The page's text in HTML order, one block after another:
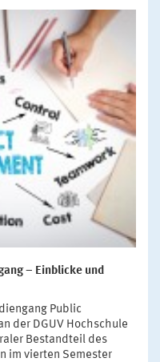
– Einblicke und
Public
der DGUV Hochschule
Bestandteil des
im vierten Semester